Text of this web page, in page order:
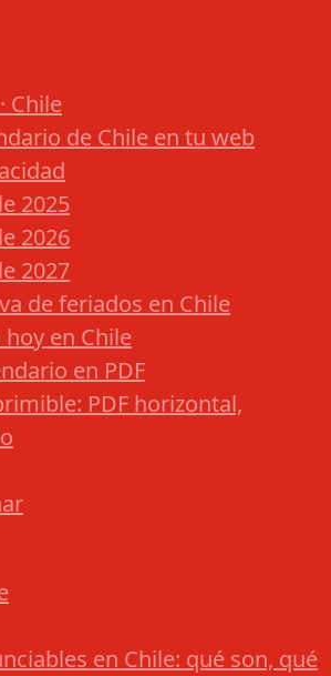
Chile
de Chile en tu web
2025
2026
2027
de feriados en Chile
en Chile
en PDF
PDF horizontal,
en Chile: qué son, qué